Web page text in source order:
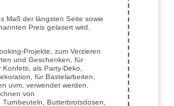
Maß der längsten Seite sowie
Preis gelasert wird.
Projekte, zum Verzieren
und Geschenken, für
als Party-Deko,
für Bastelarbeiten,
uvm. verwendet werden.
von
Turnbeuteln, Butterbrotsdosen,